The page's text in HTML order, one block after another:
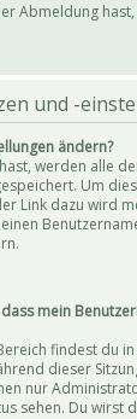
Abmeldung
und -
ändern?
werden alle
Um
Link dazu wird
mein
findest du
dieser
nur
sehen. Du wirst